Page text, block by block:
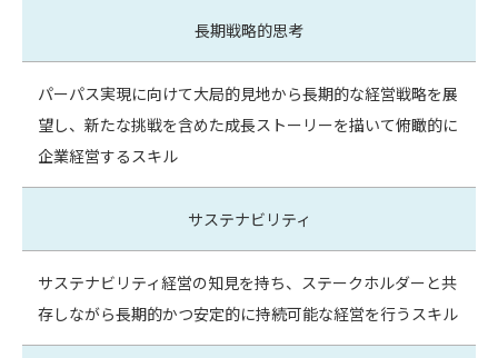
長期戦略的思考
パーパス実現に向けて大局的見地から長期的な経営戦略を展
望し、新たな挑戦を含めた成長ストーリーを描いて俯瞰的に
企業経営するスキル
サステナビリティ
サステナビリティ経営の知見を持ち、ステークホルダーと共
存しながら長期的かつ安定的に持続可能な経営を行うスキル